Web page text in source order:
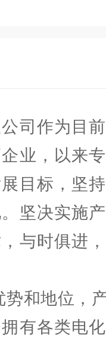
公司作为目
业，以来
目标，坚
坚决实施
与时俱进
和地位，
有各类电